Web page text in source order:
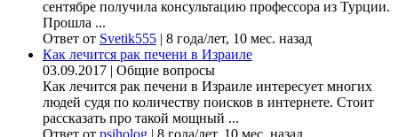
сентябре получила консультацию профессора из Турции.
Прошла ...
Ответ от Svetik555 | 8 года/лет, 10 мес. назад
Как лечится рак печени в Израиле
03.09.2017 | Общие вопросы
Как лечится рак печени в Израиле интересует многих
людей судя по количеству поисков в интернете. Стоит
рассказать про такой мощный ...